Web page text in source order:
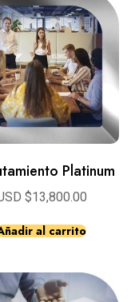
Platinum
$13,800.00
al carrito